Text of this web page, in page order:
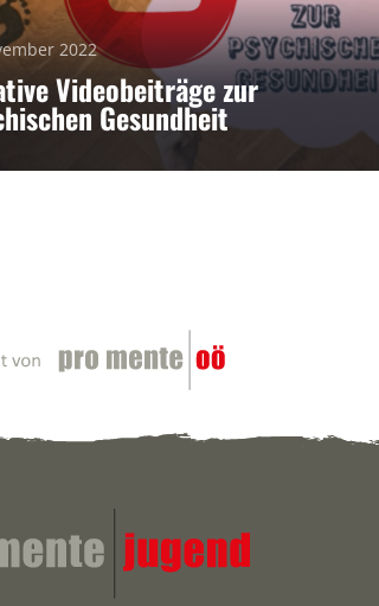
2022
Videobeiträge zur
Gesundheit